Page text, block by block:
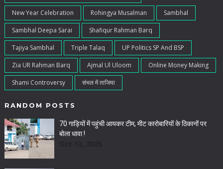
New Year Celebration Rohingya Musalman Sambhal
Sambhal Deepa Sarai Shafiqur Rahman Barq
Tajiya Sambhal Triple Talaq UP Politics SP And BSP
Zia UR Rahman Barq Ajmal Ul Uloom Online Money Making
Shami Controversy संभल में ताजिया
RANDOM POSTS
70 गाड़ियों में पहुंची आयकर टीम, मीट कारोबारियों के ठिकानों पर
बोला धावा !